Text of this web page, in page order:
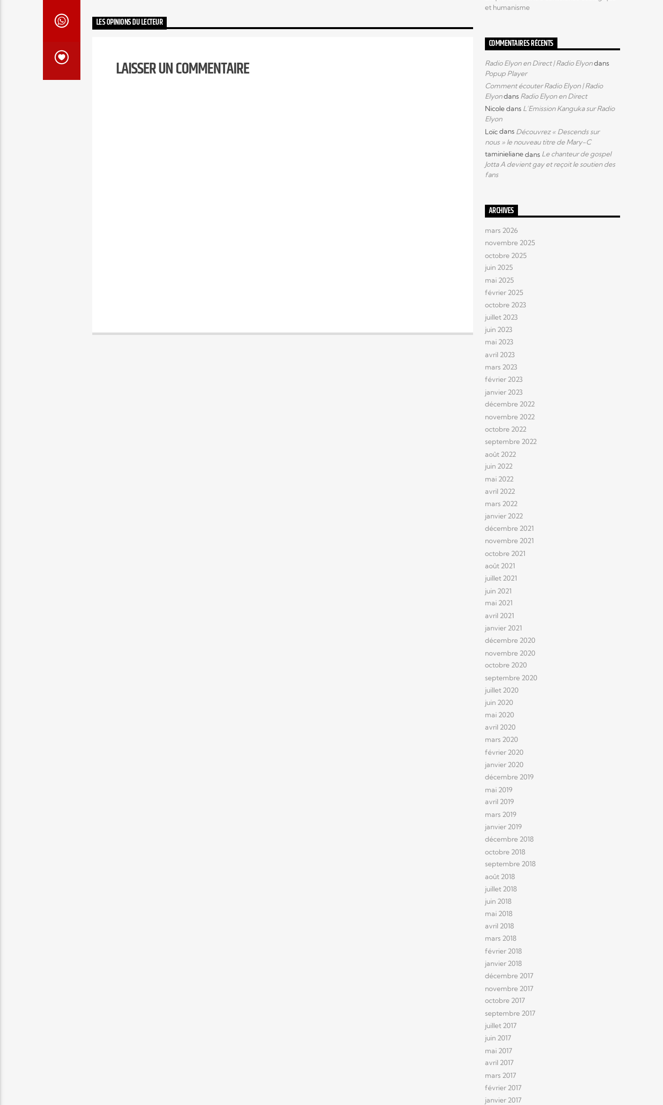
LES OPINIONS DU LECTEUR
LAISSER UN COMMENTAIRE
et humanisme
COMMENTAIRES RÉCENTS
Radio Elyon en Direct | Radio Elyondans
Popup Player
Comment écouter Radio Elyon | Radio
Elyondans Radio Elyon en Direct
Nicoledans L’Emission Kanguka sur Radio
Elyon
Loïcdans Découvrez « Descends sur
nous » le nouveau titre de Mary-C
taminielianedans Le chanteur de gospel
Jotta A devient gay et reçoit le soutien des
fans
ARCHIVES
mars 2026
novembre 2025
octobre 2025
juin 2025
mai 2025
février 2025
octobre 2023
juillet 2023
juin 2023
mai 2023
avril 2023
mars 2023
février 2023
janvier 2023
décembre 2022
novembre 2022
octobre 2022
septembre 2022
août 2022
juin 2022
mai 2022
avril 2022
mars 2022
janvier 2022
décembre 2021
novembre 2021
octobre 2021
août 2021
juillet 2021
juin 2021
mai 2021
avril 2021
janvier 2021
décembre 2020
novembre 2020
octobre 2020
septembre 2020
juillet 2020
juin 2020
mai 2020
avril 2020
mars 2020
février 2020
janvier 2020
décembre 2019
mai 2019
avril 2019
mars 2019
janvier 2019
décembre 2018
octobre 2018
septembre 2018
août 2018
juillet 2018
juin 2018
mai 2018
avril 2018
mars 2018
février 2018
janvier 2018
décembre 2017
novembre 2017
octobre 2017
septembre 2017
juillet 2017
juin 2017
mai 2017
avril 2017
mars 2017
février 2017
janvier 2017